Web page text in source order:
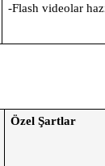
-Flash videolar
Özel Şartlar